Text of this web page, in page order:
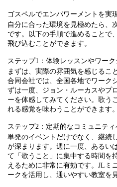
ゴスペルでエンパワーメントを実
自分に合った環境を見極めたら、
です。以下の手順で進めることで
飛び込むことができます。
ステップ1：体験レッスンやワー
まずは、実際の雰囲気を感じるこ
合同会社では、全国各地でワーク
ずは一度、ジョン・ルーカスやプ
ーを体感してみてください。歌う
れる感覚を味わうことができます。
ステップ2：定期的なコミュニティ
単発のイベントだけでなく、継続
が深まります。週に一度、あるい
て「歌うこと」に集中する時間を
えるために非常に有効です。JLミ
ークを活用し、通いやすい教室を